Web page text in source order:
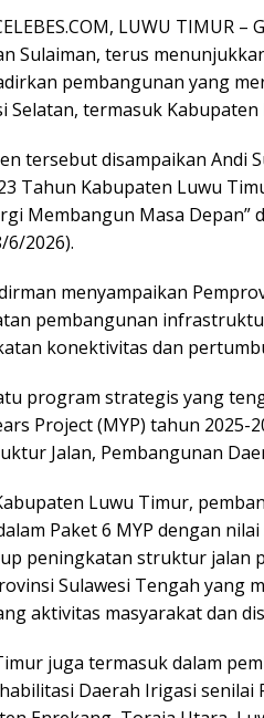
LUWU TIMUR
Sulaiman, terus
pembangunan yang
Selatan, termasuk
tersebut disampaikan Andi
Tahun Kabupaten Luwu
Membangun Masa Depan”
6/2026).
menyampaikan
pembangunan
konektivitas dan
program strategis yang
Project (MYP) tahun 2025-
Jalan, Pembangunan
Luwu Timur,
Paket 6 MYP dengan
peningkatan struktur jalan
Sulawesi Tengah yang
aktivitas masyarakat dan
juga termasuk dalam
Daerah Irigasi senilai